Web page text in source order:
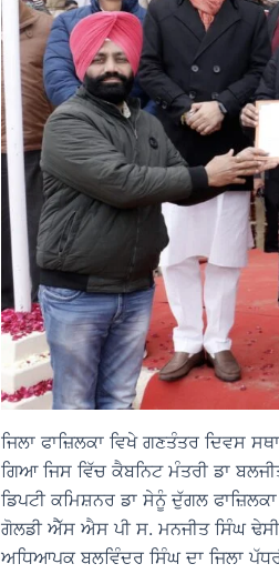
ਜਿਲਾ ਫਾਜ਼ਿਲਕਾ ਵਿਖੇ ਗਣਤੰਤਰ ਦਿਵਸ
ਗਿਆ ਜਿਸ ਵਿੱਚ ਕੈਬਨਿਟ ਮੰਤਰੀ ਡਾ
ਡਿਪਟੀ ਕਮਿਸ਼ਨਰ ਡਾ ਸੇਨੂੰ ਦੁੱਗਲ
ਗੋਲਡੀ ਐੱਸ ਐਸ ਪੀ ਸ. ਮਨਜੀਤ ਸਿੰਘ
ਅਧਿਆਪਕ ਬਲਵਿੰਦਰ ਸਿੰਘ ਦਾ ਜਿਲਾ